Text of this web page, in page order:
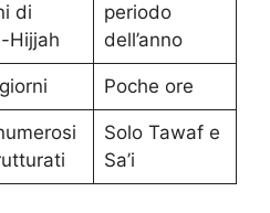
di
Hijjah
periodo
dell’anno
Poche ore
Solo Tawaf e
Sa’i